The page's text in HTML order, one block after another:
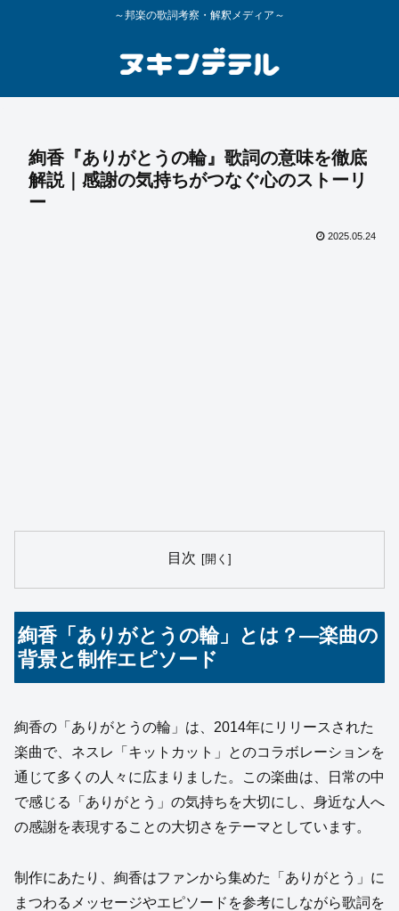
～邦楽の歌詞考察・解釈メディア～
絢香『ありがとうの輪』歌詞の意味を徹底
解説｜感謝の気持ちがつなぐ心のストーリ
ー
2025.05.24
目次
絢香「ありがとうの輪」とは？—楽曲の
背景と制作エピソード
絢香の「ありがとうの輪」は、2014年にリリースされた
楽曲で、ネスレ「キットカット」とのコラボレーションを
通じて多くの人々に広まりました。この楽曲は、日常の中
で感じる「ありがとう」の気持ちを大切にし、身近な人へ
の感謝を表現することの大切さをテーマとしています。
制作にあたり、絢香はファンから集めた「ありがとう」に
まつわるメッセージやエピソードを参考にしながら歌詞を